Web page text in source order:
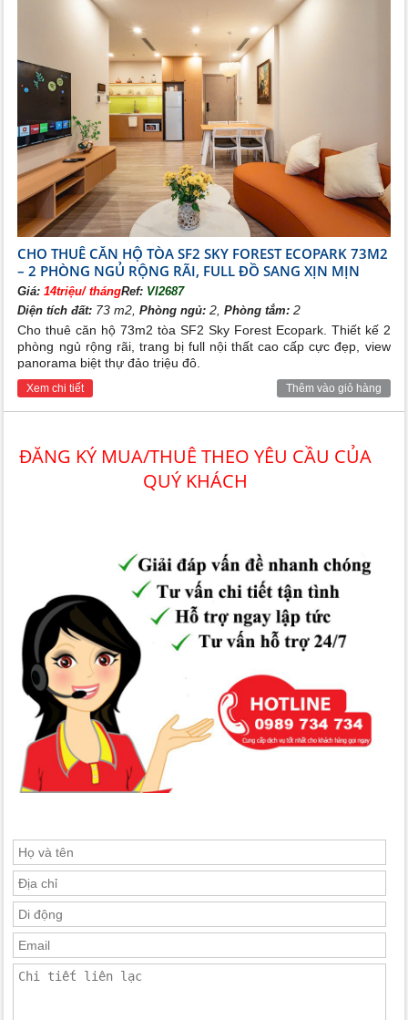
CHO THUÊ CĂN HỘ TÒA SF2 SKY FOREST ECOPARK 73M2
– 2 PHÒNG NGỦ RỘNG RÃI, FULL ĐỒ SANG XỊN MỊN
Giá:14triệu/ thángRef: VI2687
Diện tích đất: 73 m2,Phòng ngủ: 2,Phòng tắm: 2
Cho thuê căn hộ 73m2 tòa SF2 Sky Forest Ecopark. Thiết kế 2
phòng ngủ rộng rãi, trang bị full nội thất cao cấp cực đẹp, view
panorama biệt thự đảo triệu đô.
Xem chi tiết Thêm vào giỏ hàng
ĐĂNG KÝ MUA/THUÊ THEO YÊU CẦU CỦA
QUÝ KHÁCH